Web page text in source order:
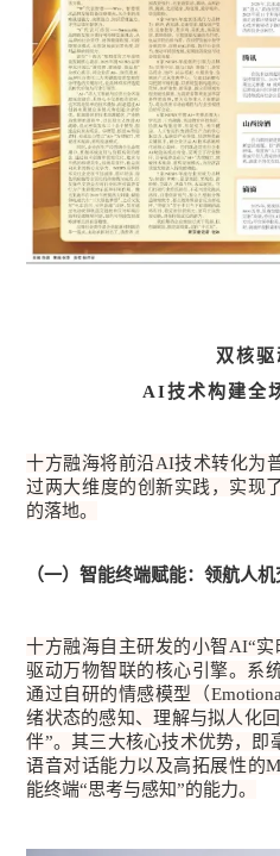
双核驱
AI技术构建全
十方融海将前沿AI技术转化为
过两大维度的创新实践，实现
的落地。
（一）智能终端赋能：领航人
十方融海自主研发的小智AI“
驱动万物智联的核心引擎。系
通过自研的情感模型（
绪状态的感知、理解与拟人化
伴”。其三大核心技术优势，即
语音对话能力以及高拓展性的
能终端“思考与感知”的能力。